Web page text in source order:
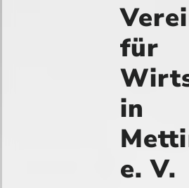
für
in
e. V.